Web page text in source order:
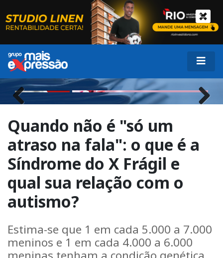
Previous Next
Quando não é "só um
atraso na fala": o que é a
Síndrome do X Frágil e
qual sua relação com o
autismo?